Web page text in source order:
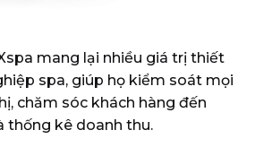
mang lại nhiều giá trị thiết
spa, giúp họ kiểm soát mọi
chăm sóc khách hàng đến
thống kê doanh thu.